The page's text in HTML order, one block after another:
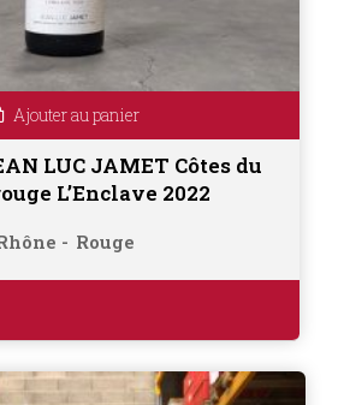
Ajouter au panier
LUC JAMET Côtes du
L’Enclave 2022
Rouge